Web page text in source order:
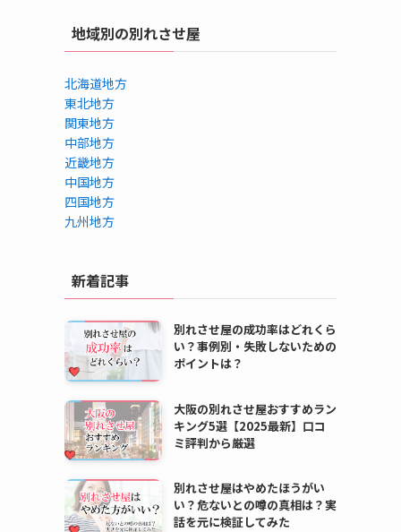
地域別の別れさせ屋
北海道地方
東北地方
関東地方
中部地方
近畿地方
中国地方
四国地方
九州地方
新着記事
別れさせ屋の成功率はどれくら
い？事例別・失敗しないための
ポイントは？
大阪の別れさせ屋おすすめラン
キング5選【2025最新】口コ
ミ評判から厳選
別れさせ屋はやめたほうがい
い？危ないとの噂の真相は？実
話を元に検証してみた